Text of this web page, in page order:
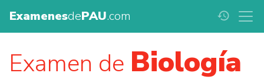
ExamenesdePAU.com history
Examen de Biología